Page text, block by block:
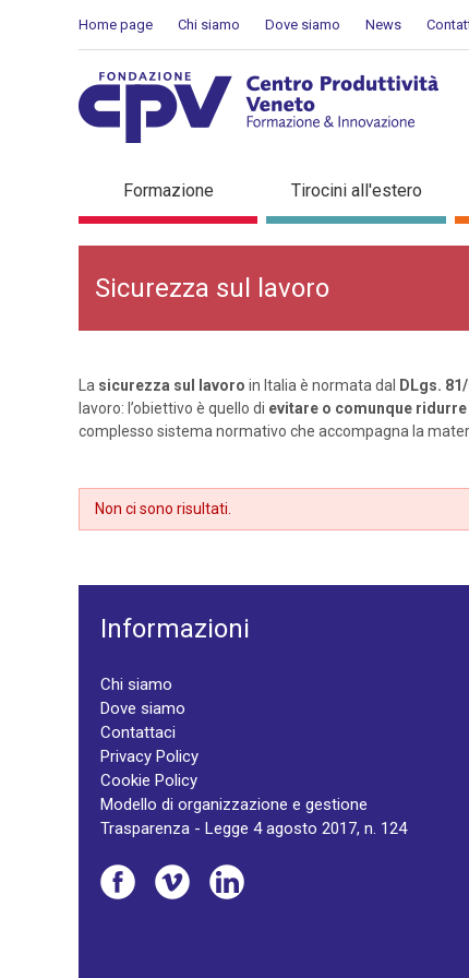
Home page Chi siamo Dove siamo News
Sicurezza sul lavoro
Formazione Tirocini all'estero
Sicurezza sul lavoro
La sicurezza sul lavoro in Italia è normata dal DLgs.
lavoro: l’obiettivo è quello di evitare o comunque
complesso sistema normativo che accompagna la
Non ci sono risultati.
Informazioni
Chi siamo
Dove siamo
Contattaci
Privacy Policy
Cookie Policy
Modello di organizzazione e gestione
Trasparenza - Legge 4 agosto 2017, n. 124